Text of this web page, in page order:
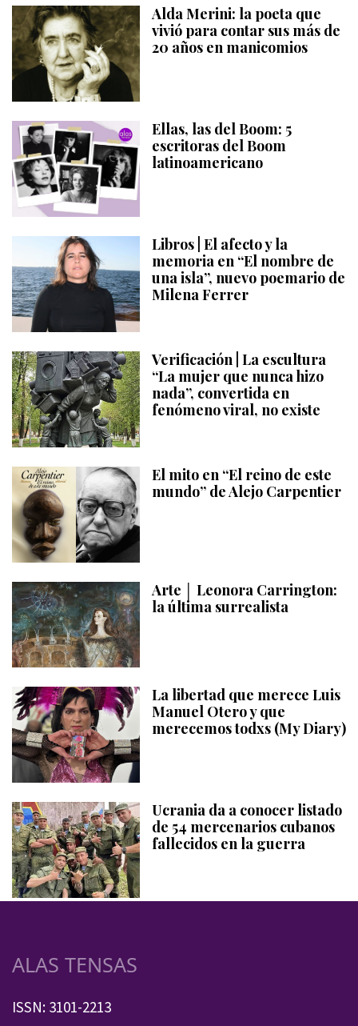
Alda Merini: la poeta que
vivió para contar sus más de
20 años en manicomios
Ellas, las del Boom: 5
escritoras del Boom
latinoamericano
Libros | El afecto y la
memoria en “El nombre de
una isla”, nuevo poemario de
Milena Ferrer
Verificación | La escultura
“La mujer que nunca hizo
nada”, convertida en
fenómeno viral, no existe
El mito en “El reino de este
mundo” de Alejo Carpentier
Arte │ Leonora Carrington:
la última surrealista
La libertad que merece Luis
Manuel Otero y que
merecemos todxs (My Diary)
Ucrania da a conocer listado
de 54 mercenarios cubanos
fallecidos en la guerra
ALAS TENSAS
ISSN: 3101-2213